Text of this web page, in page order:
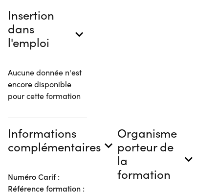
Insertion
dans
l'emploi
Aucune donnée n'est
encore disponible
pour cette formation
Informations
complémentaires
Numéro Carif :
Référence formation :
Organisme
porteur de
la
formation